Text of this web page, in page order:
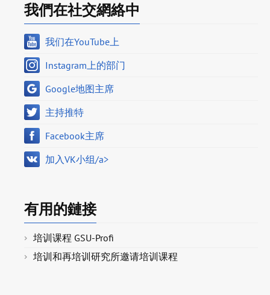
我們在社交網絡中
我们在YouTube上
Instagram上的部门
Google地图主席
主持推特
Facebook主席
加入VK小组/a>
有用的鏈接
培训课程 GSU-Profi
培训和再培训研究所邀请培训课程